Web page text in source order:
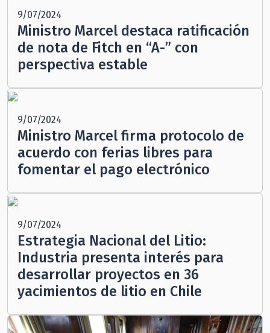
9/07/2024
Ministro Marcel destaca ratificación
de nota de Fitch en “A-” con
perspectiva estable
9/07/2024
Ministro Marcel firma protocolo de
acuerdo con ferias libres para
fomentar el pago electrónico
9/07/2024
Estrategia Nacional del Litio:
Industria presenta interés para
desarrollar proyectos en 36
yacimientos de litio en Chile